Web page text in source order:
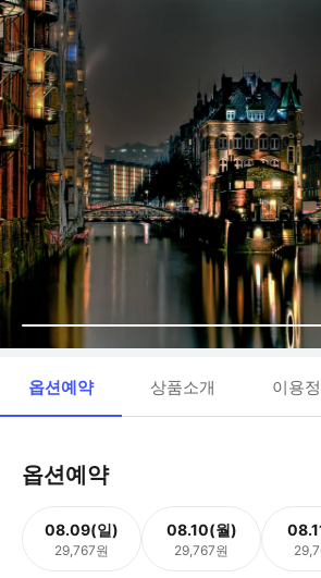
옵션예약 상품소개 이용
옵션예약
08.09(일)
29,767원
08.10(월)
29,767원